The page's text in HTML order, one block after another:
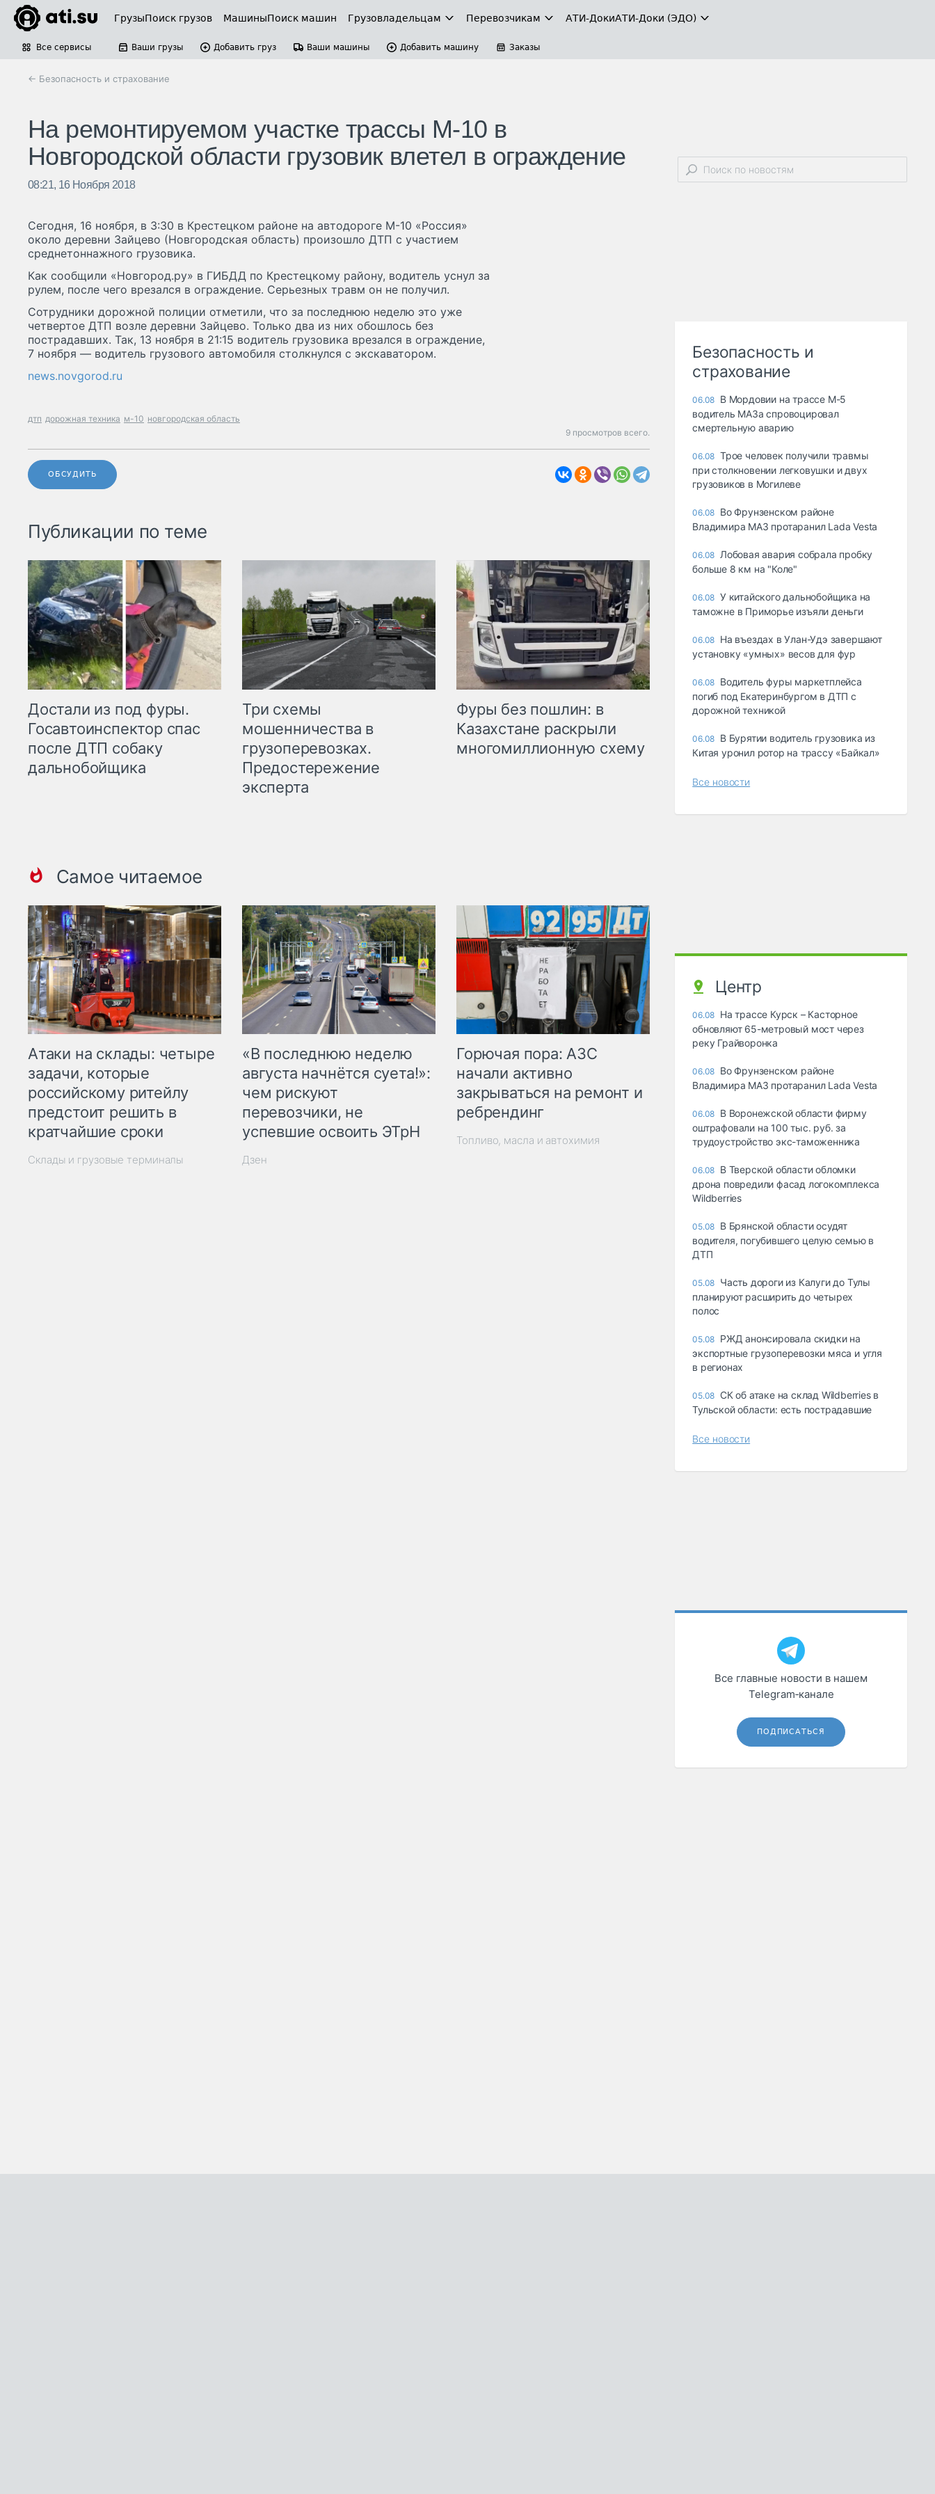
ГрузыПоиск грузов МашиныПоиск машин Грузовладельцам Перевозчикам АТИ-ДокиАТИ-Доки (ЭДО)
Все сервисы Ваши грузы Добавить груз Ваши машины Добавить машину Заказы
← Безопасность и страхование
На ремонтируемом участке трассы М-10 в
Новгородской области грузовик влетел в ограждение
08:21, 16 Ноября 2018
Сегодня, 16 ноября, в 3:30 в Крестецком районе на автодороге М-10 «Россия»
около деревни Зайцево (Новгородская область) произошло ДТП с участием
среднетоннажного грузовика.
Как сообщили «Новгород.ру» в ГИБДД по Крестецкому району, водитель уснул за
рулем, после чего врезался в ограждение. Серьезных травм он не получил.
Сотрудники дорожной полиции отметили, что за последнюю неделю это уже
четвертое ДТП возле деревни Зайцево. Только два из них обошлось без
пострадавших. Так, 13 ноября в 21:15 водитель грузовика врезался в ограждение,
7 ноября — водитель грузового автомобиля столкнулся с экскаватором.
news.novgorod.ru
дтп дорожная техника м-10 новгородская область
9 просмотров всего.
ОБСУДИТЬ
Публикации по теме
Достали из под фуры.
Госавтоинспектор спас
после ДТП собаку
дальнобойщика
Три схемы
мошенничества в
грузоперевозках.
Предостережение
эксперта
Фуры без пошлин: в
Казахстане раскрыли
многомиллионную схему
Самое читаемое
Атаки на склады: четыре
задачи, которые
российскому ритейлу
предстоит решить в
кратчайшие сроки
Склады и грузовые терминалы
«В последнюю неделю
августа начнётся суета!»:
чем рискуют
перевозчики, не
успевшие освоить ЭТрН
Дзен
Горючая пора: АЗС
начали активно
закрываться на ремонт и
ребрендинг
Топливо, масла и автохимия
Безопасность и
страхование
06.08 В Мордовии на трассе М-5
водитель МАЗа спровоцировал
смертельную аварию
06.08 Трое человек получили травмы
при столкновении легковушки и двух
грузовиков в Могилеве
06.08 Во Фрунзенском районе
Владимира МАЗ протаранил Lada Vesta
06.08 Лобовая авария собрала пробку
больше 8 км на "Коле"
06.08 У китайского дальнобойщика на
таможне в Приморье изъяли деньги
06.08 Ha въeздax в Улaн-Удэ зaвepшaют
ycтaнoвкy «yмныx» вecoв для фyp
06.08 Водитель фуры маркетплейса
погиб под Екатеринбургом в ДТП с
дорожной техникой
06.08 В Бурятии водитель грузовика из
Китая уронил ротор на трассу «Байкал»
Все новости
Центр
06.08 На трассе Курск – Касторное
обновляют 65-метровый мост через
реку Грайворонка
06.08 Во Фрунзенском районе
Владимира МАЗ протаранил Lada Vesta
06.08 В Воронежской области фирму
оштрафовали на 100 тыс. руб. за
трудоустройство экс-таможенника
06.08 В Тверской области обломки
дрона повредили фасад логокомплекса
Wildberries
05.08 В Брянской области осудят
водителя, погубившего целую семью в
ДТП
05.08 Часть дороги из Калуги до Тулы
планируют расширить до четырех
полос
05.08 РЖД анонсировала скидки на
экспортные грузоперевозки мяса и угля
в регионах
05.08 СК об атаке на склад Wildberries в
Тульской области: есть пострадавшие
Все новости
Все главные новости в нашем
Telegram‑канале
ПОДПИСАТЬСЯ